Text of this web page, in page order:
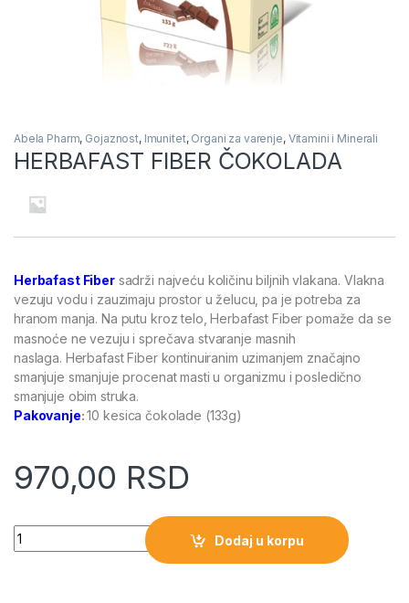
Abela Pharm, Gojaznost, Imunitet, Organi za varenje, Vitamini i Minerali
HERBAFAST FIBER ČOKOLADA
Herbafast Fibersadrži najveću količinu biljnih vlakana. Vlakna
vezuju vodu i zauzimaju prostor u želucu, pa je potreba za
hranom manja. Na putu kroz telo, Herbafast Fiber pomaže da se
masnoće ne vezuju i sprečava stvaranje masnih
naslaga. Herbafast Fiber kontinuiranim uzimanjem značajno
smanjuje smanjuje procenat masti u organizmu i posledično
smanjuje obim struka.
Pakovanje:10 kesica čokolade (133g)
970,00 RSD
Quantity
Dodaj u korpu